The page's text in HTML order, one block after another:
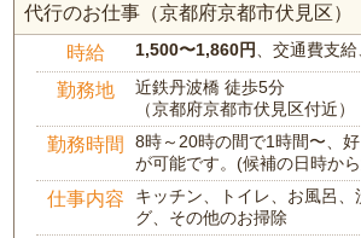
代行のお仕事（京都府京都市伏見区）
時給 1,500〜1,860円 、交通費支
勤務地
近鉄丹波橋 徒歩5分
（京都府京都市伏見区付近）
勤務時間
8時～20時の間で1時間〜、
が可能です。(候補の日時か
仕事内容
キッチン、トイレ、お風呂、
グ、その他のお掃除